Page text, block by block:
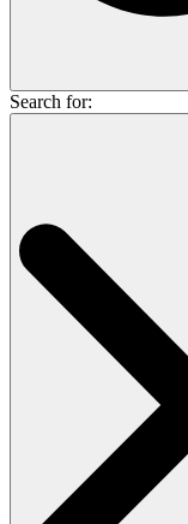
Search for: